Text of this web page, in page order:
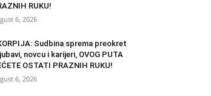
RUKU!
6, 2026
Sudbina sprema preokret
novcu i karijeri, OVOG PUTA
OSTATI PRAZNIH RUKU!
6, 2026